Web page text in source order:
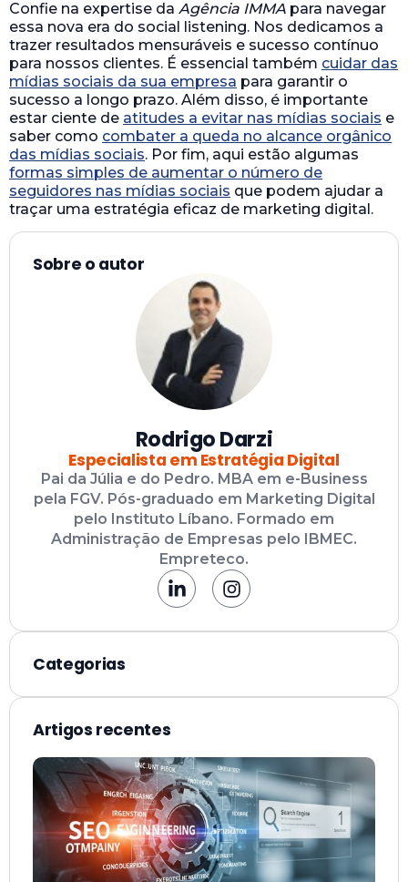
Confie na expertise da Agência IMMA para navegar
essa nova era do social listening. Nos dedicamos a
trazer resultados mensuráveis e sucesso contínuo
para nossos clientes. É essencial também cuidar das
mídias sociais da sua empresa para garantir o
sucesso a longo prazo. Além disso, é importante
estar ciente de atitudes a evitar nas mídias sociais e
saber como combater a queda no alcance orgânico
das mídias sociais. Por fim, aqui estão algumas
formas simples de aumentar o número de
seguidores nas mídias sociais que podem ajudar a
traçar uma estratégia eficaz de marketing digital.
Sobre o autor
Rodrigo Darzi
Especialista em Estratégia Digital
Pai da Júlia e do Pedro. MBA em e-Business
pela FGV. Pós-graduado em Marketing Digital
pelo Instituto Líbano. Formado em
Administração de Empresas pelo IBMEC.
Empreteco.
Categorias
Artigos recentes